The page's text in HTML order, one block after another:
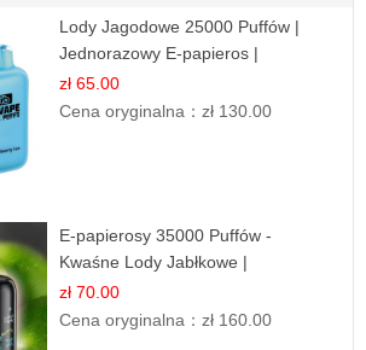
Lody Jagodowe 25000 Puffów |
Jednorazowy E-papieros |
Deserowy Smak
zł 65.00
Cena oryginalna：zł 130.00
E-papierosy 35000 Puffów -
Kwaśne Lody Jabłkowe |
Orzeźwiający Smak
zł 70.00
Cena oryginalna：zł 160.00